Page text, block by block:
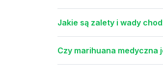
Jakie są zalety i wady
Czy marihuana medyczna